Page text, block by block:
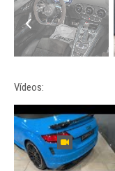
Vídeos: